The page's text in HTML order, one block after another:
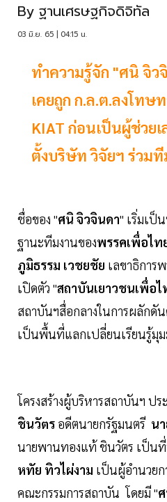
By ฐานเศรษฐกิจดิจิทัล
03 มิ.ย. 65 | 04:15 น.
ทำความรู้จัก "ศนิ จิว
เคยถูก ก.ล.ต.ลงโท
KIAT ก่อนเป็นผู้ช่วย
ตั้งบริษัท วิจัยฯ ร่วม
ชื่อของ "ศนิ จิวจินดา" เริ่มเป็
ฐานะทีมงานของพรรคเพื่อไท
ภูมิธรรม เวชยชัย เลขาธิการ
เปิดตัว "สถาบันเยาวชนเพื่อไ
สถาบันฯสื่อกลางในการผลักดั
เป็นพื้นที่แลกเปลี่ยนเรียนรู้มุ
โครงสร้างผู้บริหารสถาบันฯ ปร
ชินวัตร อดีตนายกรัฐมนตรี น
นายพานทองแท้ ชินวัตร เป็น
หทัย ทิวไผ่งาม เป็นผู้อำนวย
คณะกรรมการสถาบัน โดยมี "